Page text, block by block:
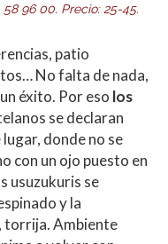
58 96 00. Precio: 25-45.
patio
No falta de nada,
éxito. Por eso los
se declaran
donde no se
con un ojo puesto en
usuzukuris se
y la
torrija. Ambiente